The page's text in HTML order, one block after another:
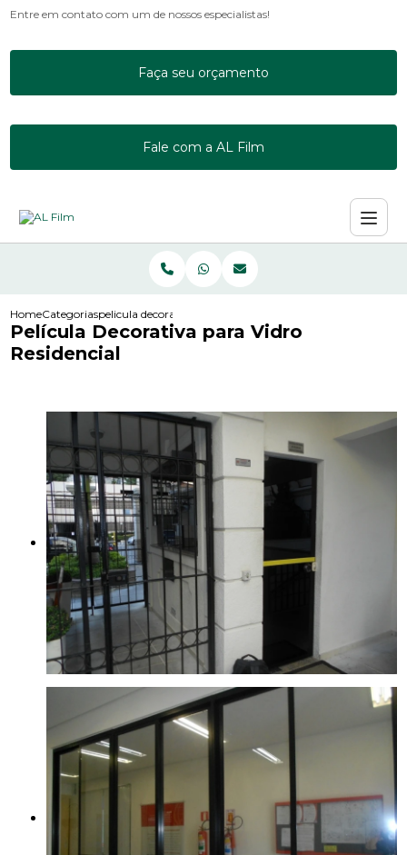
Entre em contato com um de nossos especialistas!
Faça seu orçamento
Fale com a AL Film
HomeCategoriaspelicula decorativa para vidro residencial
Película Decorativa para Vidro
Residencial